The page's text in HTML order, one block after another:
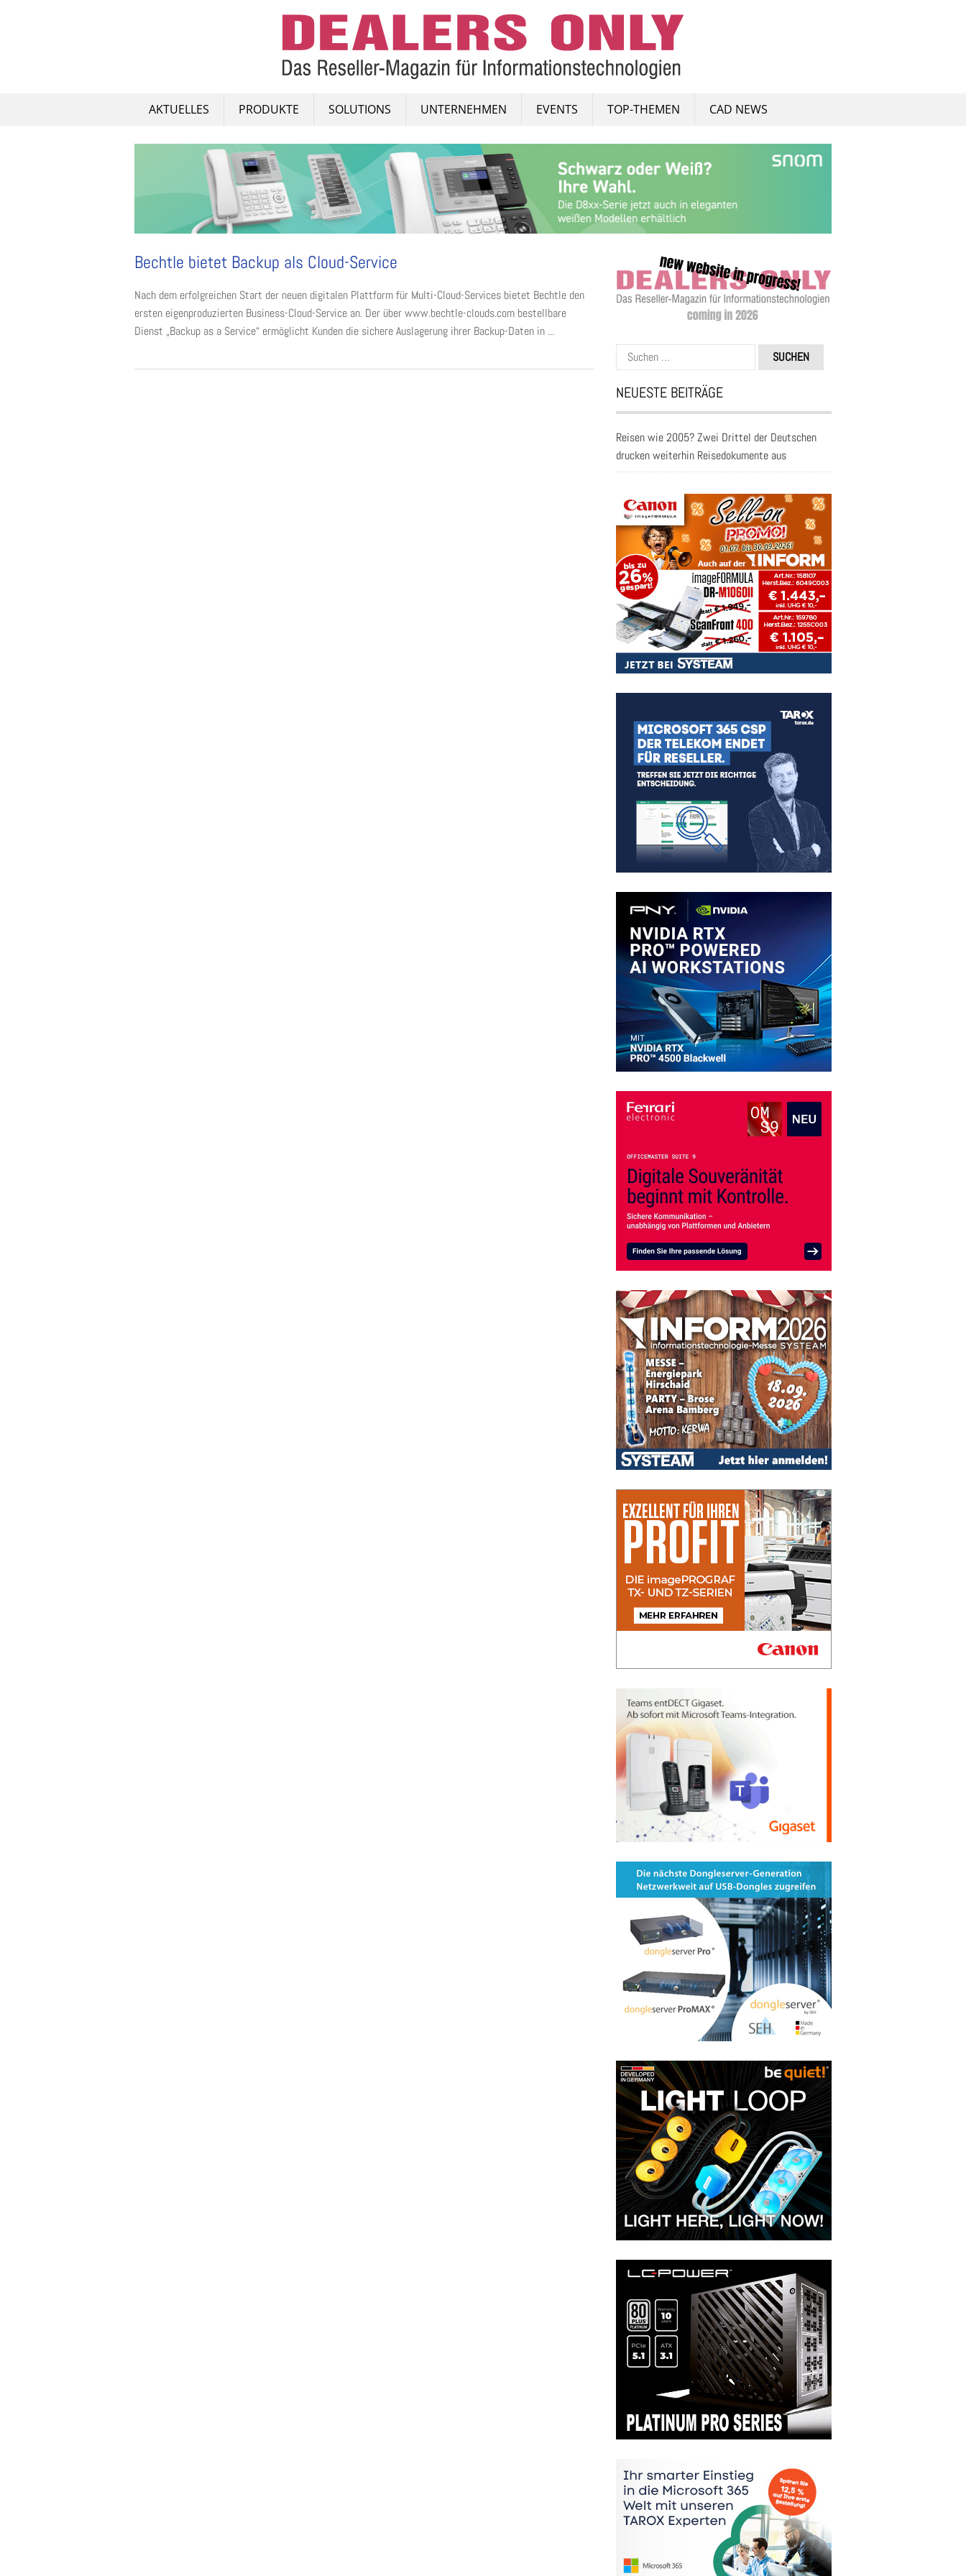
AKTUELLES PRODUKTE SOLUTIONS UNTERNEHMEN EVENTS TOP-THEMEN CAD NEWS
Bechtle bietet Backup als Cloud-Service
Nach dem erfolgreichen Start der neuen digitalen Plattform für Multi-Cloud-Services bietet Bechtle den
ersten eigenproduzierten Business-Cloud-Service an. Der über www.bechtle-clouds.com bestellbare
Dienst „Backup as a Service“ ermöglicht Kunden die sichere Auslagerung ihrer Backup-Daten in ...
Suchen
nach:
NEUESTE BEITRÄGE
Reisen wie 2005? Zwei Drittel der Deutschen
drucken weiterhin Reisedokumente aus